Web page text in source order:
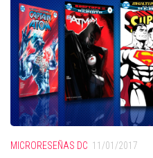
MICRORESEÑAS DC 11/01/2017